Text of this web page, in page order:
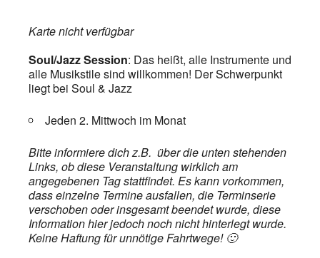
Karte nicht verfügbar
Soul/Jazz Session: Das heißt, alle Instrumente und
alle Musikstile sind willkommen! Der Schwerpunkt
liegt bei Soul & Jazz
Jeden 2. Mittwoch im Monat
Bitte informiere dich z.B. über die unten stehenden
Links, ob diese Veranstaltung wirklich am
angegebenen Tag stattfindet. Es kann vorkommen,
dass einzelne Termine ausfallen, die Terminserie
verschoben oder insgesamt beendet wurde, diese
Information hier jedoch noch nicht hinterlegt wurde.
Keine Haftung für unnötige Fahrtwege! 🙂